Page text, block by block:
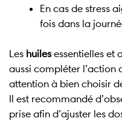
En cas de stress
fois dans la
Les huilesessentielles et
aussi compléter l’action
attention à bien choisir
Il est recommandé
prise afin d’ajuster les